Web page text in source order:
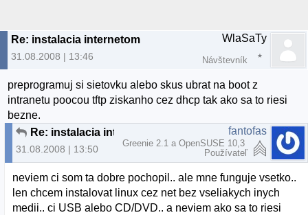
Re: instalacia internetom
31.08.2008 | 13:46
WlaSaTy
Návštevník
preprogramuj si sietovku alebo skus ubrat na boot z
intranetu poocou tftp ziskanho cez dhcp tak ako sa to riesi
bezne.
Re: instalacia internetom
31.08.2008 | 13:50
fantofas
Greenie 2.1 a OpenSUSE 10,3
Používateľ
neviem ci som ta dobre pochopil.. ale mne funguje vsetko..
len chcem instalovat linux cez net bez vseliakych inych
medii.. ci USB alebo CD/DVD.. a neviem ako sa to riesi